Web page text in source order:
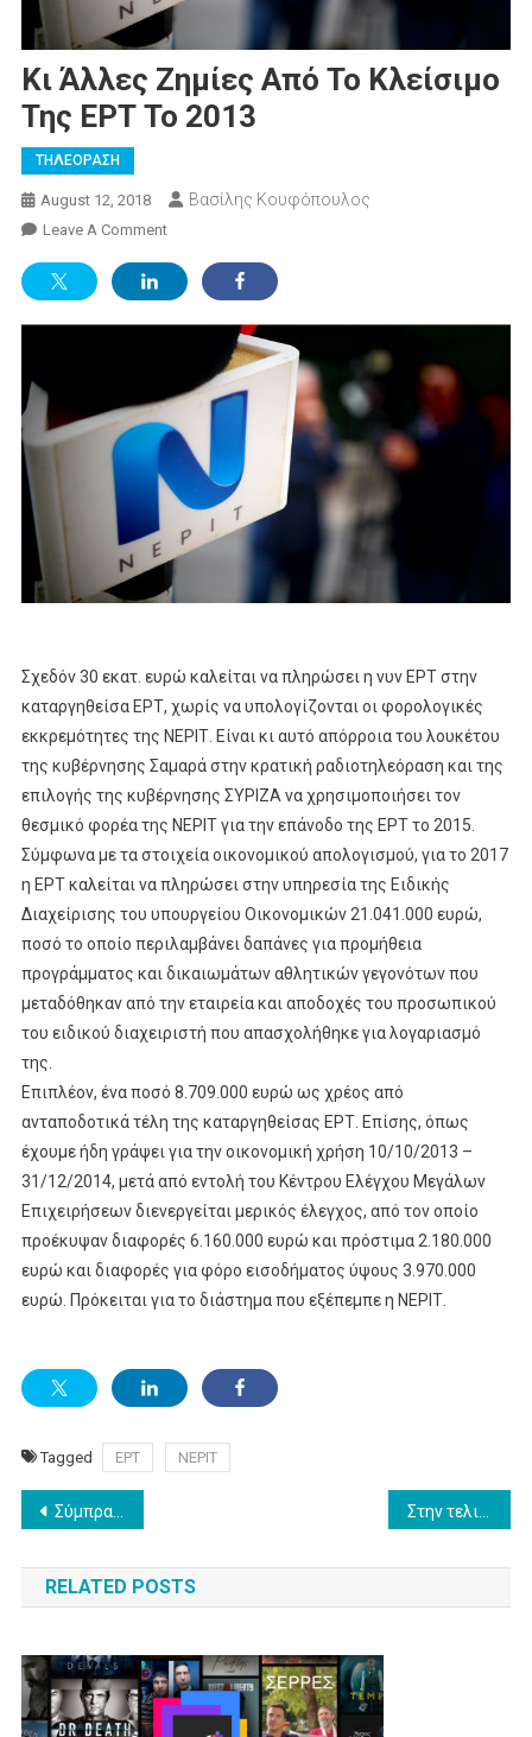
Κι Άλλες Ζημίες Από Το Κλείσιμο
Της ΕΡΤ Το 2013
ΤΗΛΕΟΡΑΣΗ
August 12, 2018 Βασίλης Κουφόπουλος
Leave A CommentOn
Άλλες
Κλείσιμο
Της
ΕΡΤ
2013
Σχεδόν 30 εκατ. ευρώ καλείται να πληρώσει η νυν ΕΡΤ στην
καταργηθείσα ΕΡΤ, χωρίς να υπολογίζονται οι φορολογικές
εκκρεμότητες της ΝΕΡΙΤ. Είναι κι αυτό απόρροια του λουκέτου
της κυβέρνησης Σαμαρά στην κρατική ραδιοτηλεόραση και της
επιλογής της κυβέρνησης ΣΥΡΙΖΑ να χρησιμοποιήσει τον
θεσμικό φορέα της ΝΕΡΙΤ για την επάνοδο της ΕΡΤ το 2015.
Σύμφωνα με τα στοιχεία οικονομικού απολογισμού, για το 2017
η ΕΡΤ καλείται να πληρώσει στην υπηρεσία της Ειδικής
Διαχείρισης του υπουργείου Οικονομικών 21.041.000 ευρώ,
ποσό το οποίο περιλαμβάνει δαπάνες για προμήθεια
προγράμματος και δικαιωμάτων αθλητικών γεγονότων που
μεταδόθηκαν από την εταιρεία και αποδοχές του προσωπικού
του ειδικού διαχειριστή που απασχολήθηκε για λογαριασμό
της.
Επιπλέον, ένα ποσό 8.709.000 ευρώ ως χρέος από
ανταποδοτικά τέλη της καταργηθείσας ΕΡΤ. Επίσης, όπως
έχουμε ήδη γράψει για την οικονομική χρήση 10/10/2013 –
31/12/2014, μετά από εντολή του Κέντρου Ελέγχου Μεγάλων
Επιχειρήσεων διενεργείται μερικός έλεγχος, από τον οποίο
προέκυψαν διαφορές 6.160.000 ευρώ και πρόστιμα 2.180.000
ευρώ και διαφορές για φόρο εισοδήματος ύψους 3.970.000
ευρώ. Πρόκειται για το διάστημα που εξέπεμπε η ΝΕΡΙΤ.
Tagged ΕΡΤ ΝΕΡΙΤ
Post
navigation
Σύμπραξη δημοσίου και ιδιωτικού τομέα για το Ποδόσφαιρο
RELATED POSTS